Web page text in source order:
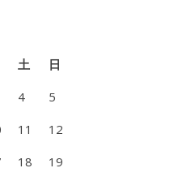
土
日
4
5
11
12
18
19